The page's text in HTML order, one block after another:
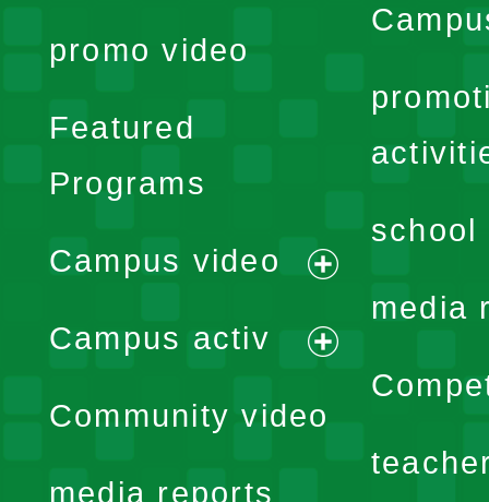
school
media
promo video
Featured
Programs
Campus video
expand
menu
Campus activ
expand
Community video
media reports